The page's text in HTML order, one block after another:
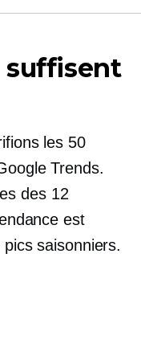
suffisent
les 50
Trends.
des 12
est
saisonniers.